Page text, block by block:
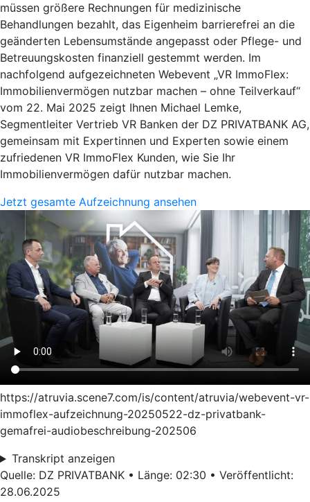
müssen größere Rechnungen für medizinische
Behandlungen bezahlt, das Eigenheim barrierefrei an die
geänderten Lebensumstände angepasst oder Pflege- und
Betreuungskosten finanziell gestemmt werden. Im
nachfolgend aufgezeichneten Webevent „VR ImmoFlex:
Immobilienvermögen nutzbar machen – ohne Teilverkauf“
vom 22. Mai 2025 zeigt Ihnen Michael Lemke,
Segmentleiter Vertrieb VR Banken der DZ PRIVATBANK AG,
gemeinsam mit Expertinnen und Experten sowie einem
zufriedenen VR ImmoFlex Kunden, wie Sie Ihr
Immobilienvermögen dafür nutzbar machen.
Jetzt gesamte Aufzeichnung ansehen
https://atruvia.scene7.com/is/content/atruvia/webevent-vr-
immoflex-aufzeichnung-20250522-dz-privatbank-
gemafrei-audiobeschreibung-202506
Transkript anzeigen
Quelle: DZ PRIVATBANK • Länge: 02:30 • Veröffentlicht:
28.06.2025